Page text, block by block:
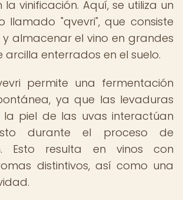
vinificación. Aquí, se utiliza un
llamado "qvevri", que consiste
almacenar el vino en grandes
arcilla enterrados en el suelo.
permite una fermentación
ya que las levaduras
la piel de las uvas interactúan
durante el proceso de
Esto resulta en vinos con
distintivos, así como una